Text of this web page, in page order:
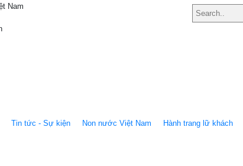
Tin tức - Sự kiện Non nước Việt Nam Hành trang lữ khách